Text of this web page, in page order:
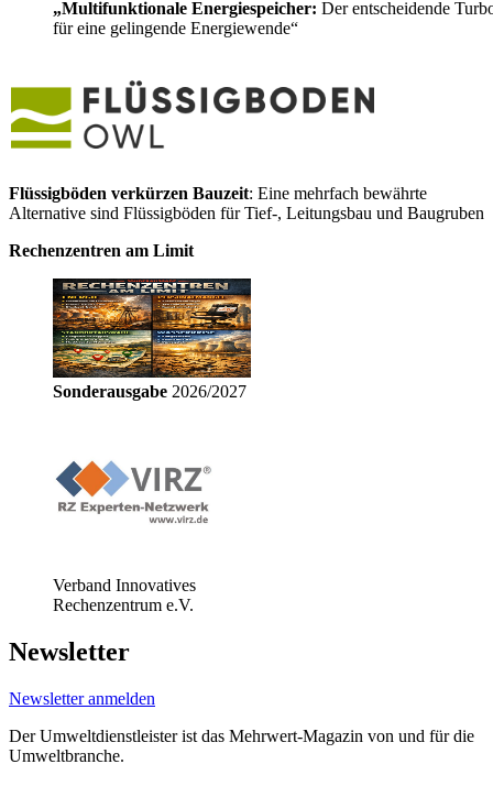
„Multifunktionale Energiespeicher: Der entscheidende
für eine gelingende Energiewende“
Flüssigböden verkürzen Bauzeit: Eine mehrfach bewährte
Alternative sind Flüssigböden für Tief-, Leitungsbau und Baugruben
Rechenzentren am Limit
Sonderausgabe 2026/2027
Verband Innovatives
Rechenzentrum e.V.
Newsletter
Newsletter anmelden
Der Umweltdienstleister ist das Mehrwert-Magazin von und für die
Umweltbranche.